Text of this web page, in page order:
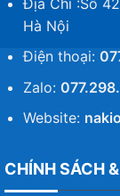
Hà Nội
Điện thoại:
Zalo:
Website:
CHÍNH SÁCH